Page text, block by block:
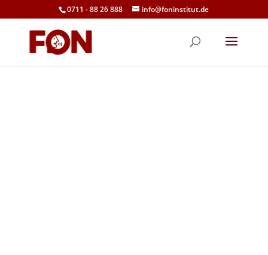
0711 - 88 26 888 info@foninstitut.de